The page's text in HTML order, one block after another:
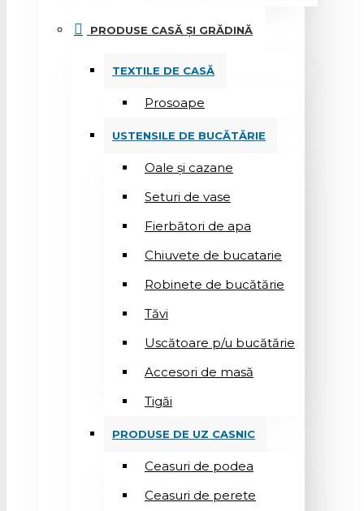
PRODUSE CASĂ ȘI GRĂDINĂ
TEXTILE DE CASĂ
Prosoape
USTENSILE DE BUCĂTĂRIE
Oale și cazane
Seturi de vase
Fierbători de apa
Chiuvete de bucatarie
Robinete de bucătărie
Tăvi
Uscătoare p/u bucătărie
Accesori de masă
Tigăi
PRODUSE DE UZ CASNIC
Ceasuri de podea
Ceasuri de perete